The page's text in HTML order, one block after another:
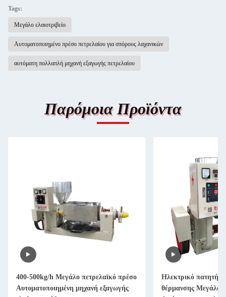
Tags:
Μεγάλο ελαιοτριβείο
Αυτοματοποιημένο πρέσο πετρελαίου για σπόρους λαχανικών
αυτόματη πολλαπλή μηχανή εξαγωγής πετρελαίου
Παρόμοια Προϊόντα
400-500kg/h Μεγάλο πετρελαϊκό πρέσο
Αυτοματοποιημένη μηχανή εξαγωγής
Ηλεκτρικό πατητή
θέρμανσης Μεγάλο